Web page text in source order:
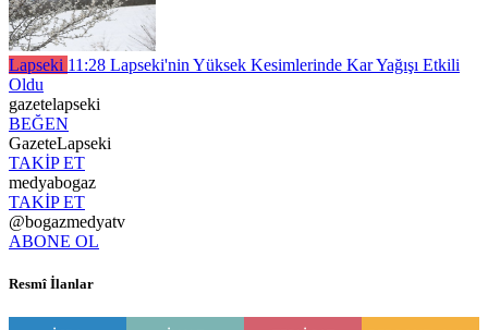
Lapseki 11:28 Lapseki'nin Yüksek Kesimlerinde Kar Yağışı Etkili
Oldu
gazetelapseki
BEĞEN
GazeteLapseki
TAKİP ET
medyabogaz
TAKİP ET
@bogazmedyatv
ABONE OL
Resmî İlanlar